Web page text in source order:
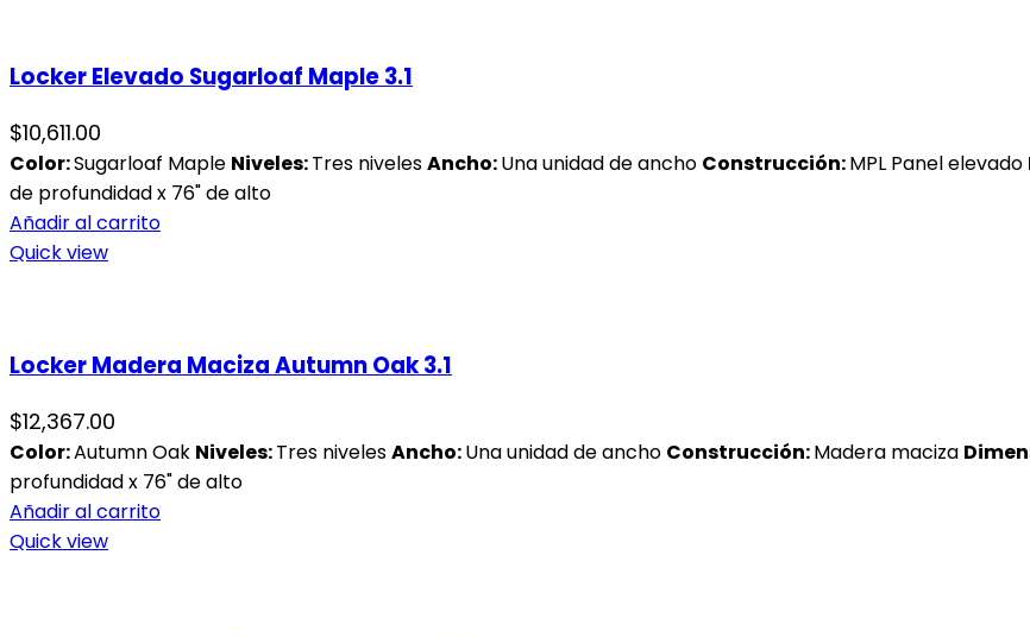
Locker Elevado Sugarloaf Maple 3.1
$10,611.00
Color:Sugarloaf Maple Niveles:Tres nivelesAncho:Una unidad de ancho Construcción:MPL Panel elevado
de profundidad x 76" de alto
Añadir al carrito
Quick view
Locker Madera Maciza Autumn Oak 3.1
$12,367.00
Color:Autumn Oak Niveles:Tres nivelesAncho:Una unidad de ancho Construcción:Madera maciza
profundidad x 76" de alto
Añadir al carrito
Quick view